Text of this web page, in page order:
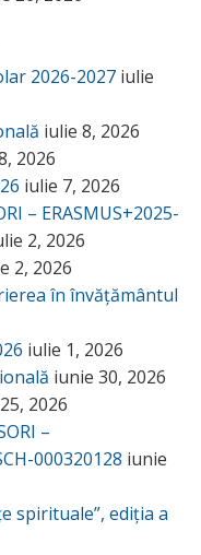
2026-2027 iulie
iulie 8, 2026
2026
iulie 7, 2026
– ERASMUS+2025-
2, 2026
2, 2026
în învățământul
iulie 1, 2026
iunie 30, 2026
2026
–
000320128 iunie
spirituale”, ediția a